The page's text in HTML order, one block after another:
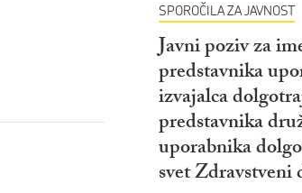
SPOROČILA ZA JAVNOST
Javni poziv za
predstavnika
izvajalca
predstavnika
uporabnika
svet Zdravstveni